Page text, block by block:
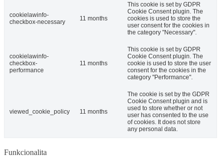
cookielawinfo-
checkbox-necessary
11 months
This cookie is set by GDPR
Cookie Consent plugin. The
cookies is used to store the
user consent for the cookies in
the category "Necessary".
cookielawinfo-
checkbox-
performance
11 months
This cookie is set by GDPR
Cookie Consent plugin. The
cookie is used to store the user
consent for the cookies in the
category "Performance".
viewed_cookie_policy 11 months
The cookie is set by the GDPR
Cookie Consent plugin and is
used to store whether or not
user has consented to the use
of cookies. It does not store
any personal data.
Funkcionalita